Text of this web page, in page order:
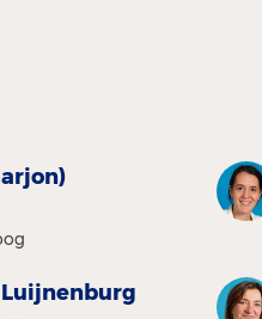
Luijnenburg